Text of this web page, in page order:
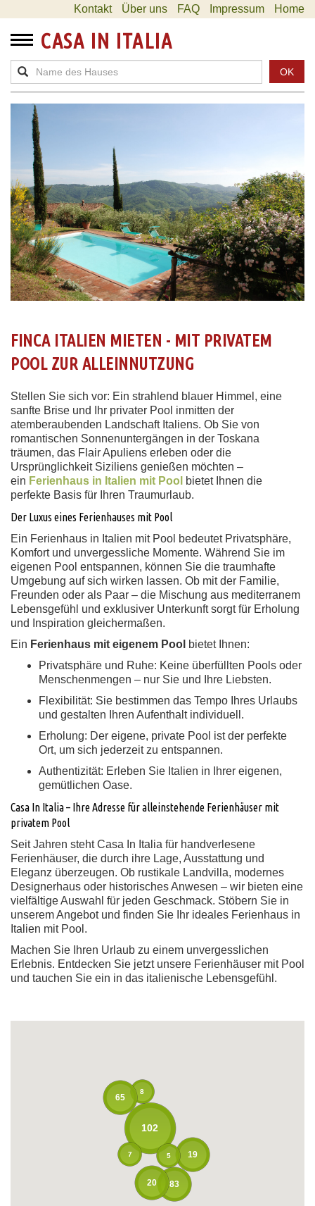
Kontakt Über uns FAQ Impressum Home
CASA IN ITALIA
OK
FINCA ITALIEN MIETEN - MIT PRIVATEM
POOL ZUR ALLEINNUTZUNG
Stellen Sie sich vor: Ein strahlend blauer Himmel, eine
sanfte Brise und Ihr privater Pool inmitten der
atemberaubenden Landschaft Italiens. Ob Sie von
romantischen Sonnenuntergängen in der Toskana
träumen, das Flair Apuliens erleben oder die
Ursprünglichkeit Siziliens genießen möchten –
ein Ferienhaus in Italien mit Pool
bietet Ihnen die
perfekte Basis für Ihren Traumurlaub.
Der Luxus eines Ferienhauses mit Pool
Ein Ferienhaus in Italien mit Pool bedeutet Privatsphäre,
Komfort und unvergessliche Momente. Während Sie im
eigenen Pool entspannen, können Sie die traumhafte
Umgebung auf sich wirken lassen. Ob mit der Familie,
Freunden oder als Paar – die Mischung aus mediterranem
Lebensgefühl und exklusiver Unterkunft sorgt für Erholung
und Inspiration gleichermaßen.
Ein Ferienhaus mit eigenem Pool bietet Ihnen:
Privatsphäre und Ruhe: Keine überfüllten Pools oder
Menschenmengen – nur Sie und Ihre Liebsten.
Flexibilität: Sie bestimmen das Tempo Ihres Urlaubs
und gestalten Ihren Aufenthalt individuell.
Erholung: Der eigene, private Pool ist der perfekte
Ort, um sich jederzeit zu entspannen.
Authentizität: Erleben Sie Italien in Ihrer eigenen,
gemütlichen Oase.
Casa In Italia – Ihre Adresse für alleinstehende Ferienhäuser mit
privatem Pool
Seit Jahren steht Casa In Italia für handverlesene
Ferienhäuser, die durch ihre Lage, Ausstattung und
Eleganz überzeugen. Ob rustikale Landvilla, modernes
Designerhaus oder historisches Anwesen – wir bieten eine
vielfältige Auswahl für jeden Geschmack. Stöbern Sie in
unserem Angebot und finden Sie Ihr ideales Ferienhaus in
Italien mit Pool.
Machen Sie Ihren Urlaub zu einem unvergesslichen
Erlebnis. Entdecken Sie jetzt unsere Ferienhäuser mit Pool
und tauchen Sie ein in das italienische Lebensgefühl.
102
83
8
65
20
19
5
7